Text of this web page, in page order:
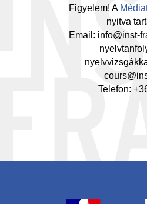
Figyelem! A
nyitva
Email: info@inst-
Telefon: